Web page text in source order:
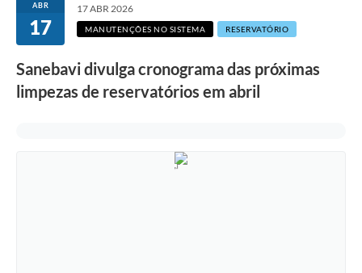
COMPRAS E LICITAÇÕES
CONTATOS
ABR
17
17 ABR 2026
MANUTENÇÕES NO SISTEMA RESERVATÓRIO
Sanebavi divulga cronograma das próximas
limpezas de reservatórios em abril